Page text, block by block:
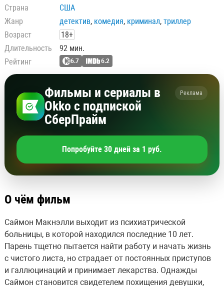
Страна
США
Жанр
детектив, комедия, криминал, триллер
Возраст
18+
Длительность
92 мин.
Рейтинг
6.7 6.2
Фильмы и сериалы в
Okko с подпиской
СберПрайм
Реклама
Попробуйте 30 дней за 1 руб.
О чём фильм
Саймон Макнэлли выходит из психиатрической
больницы, в которой находился последние 10 лет.
Парень тщетно пытается найти работу и начать жизнь
с чистого листа, но страдает от постоянных приступов
и галлюцинаций и принимает лекарства. Однажды
Саймон становится свидетелем похищения девушки,